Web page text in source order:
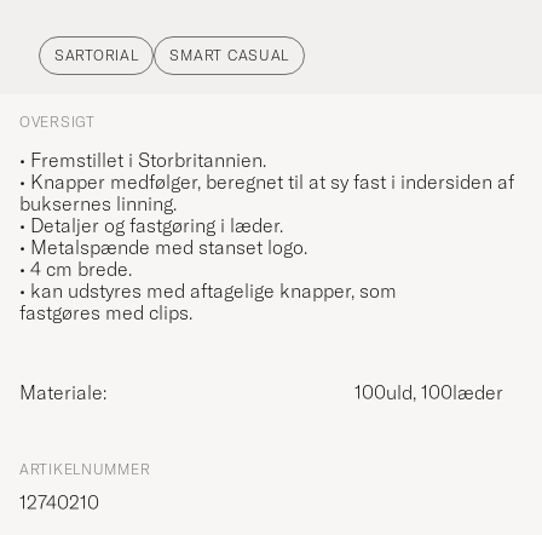
SARTORIAL SMART CASUAL
OVERSIGT
• Fremstillet i Storbritannien.
• Knapper medfølger, beregnet til at sy fast i indersiden af
buksernes linning.
• Detaljer og fastgøring i læder.
• Metalspænde med stanset logo.
• 4 cm brede.
• kan udstyres med aftagelige knapper, som
fastgøres med clips.
Materiale: 100uld, 100læder
ARTIKELNUMMER
12740210